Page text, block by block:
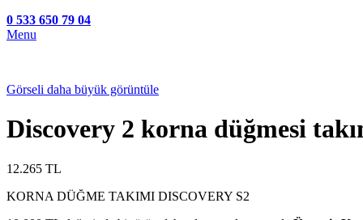
0 533 650 79 04
Menu
Görseli daha büyük görüntüle
Discovery 2 korna düğmesi
12.265 TL
KORNA DÜĞME TAKIMI DISCOVERY S2